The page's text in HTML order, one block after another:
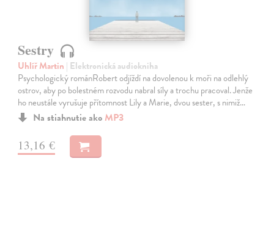
Sestry
Uhlíř Martin | Elektronická audiokniha
Psychologický románRobert odjíždí na dovolenou k moři na odlehlý
ostrov, aby po bolestném rozvodu nabral síly a trochu pracoval. Jenže
ho neustále vyrušuje přítomnost Lily a Marie, dvou sester, s nimiž…
Na stiahnutie ako MP3
13,16 €